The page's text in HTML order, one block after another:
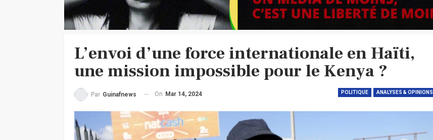
L’envoi d’une force internationale en Haïti,
une mission impossible pour le Kenya ?
POLITIQUE ANALYSES & OPINIONS
Par Guinafnews On Mar 14, 2024